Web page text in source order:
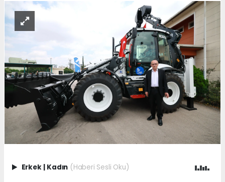
Erkek Kadın (Haberi Sesli Oku)